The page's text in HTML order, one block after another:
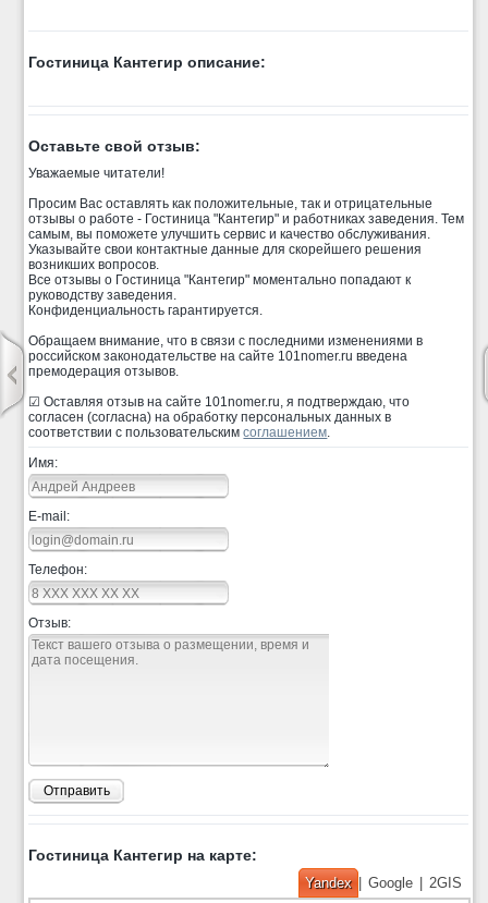
Гостиница Кантегир описание:
Оставьте свой отзыв:
Уважаемые читатели!
Просим Вас оставлять как положительные, так и отрицательные
отзывы о работе - Гостиница "Кантегир" и работниках заведения. Тем
самым, вы поможете улучшить сервис и качество обслуживания.
Указывайте свои контактные данные для скорейшего решения
возникших вопросов.
Все отзывы о Гостиница "Кантегир" моментально попадают к
руководству заведения.
Конфиденциальность гарантируется.
Обращаем внимание, что в связи с последними изменениями в
российском законодательстве на сайте 101nomer.ru введена
премодерация отзывов.
☑ Оставляя отзыв на сайте 101nomer.ru, я подтверждаю, что
согласен (согласна) на обработку персональных данных в
соответствии с пользовательскимсоглашением.
Имя:
E-mail:
Телефон:
Отзыв:
Отправить
Гостиница Кантегир на карте:
Yandex Google 2GIS